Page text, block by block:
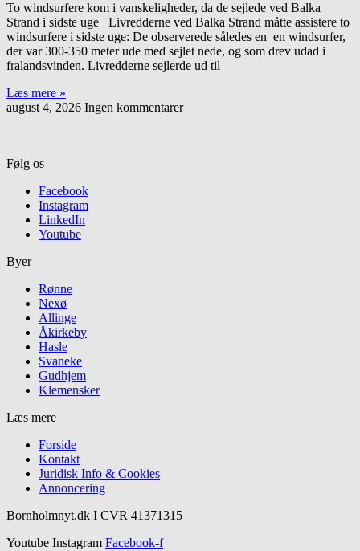
To windsurfere kom i vanskeligheder, da de sejlede ved Balka
Strand i sidste uge Livredderne ved Balka Strand måtte assistere to
windsurfere i sidste uge: De observerede således en en windsurfer,
der var 300-350 meter ude med sejlet nede, og som drev udad i
fralandsvinden. Livredderne sejlerde ud til
Læs mere »
august 4, 2026 Ingen kommentarer
Følg os
Facebook
Instagram
LinkedIn
Youtube
Byer
Rønne
Nexø
Allinge
Åkirkeby
Hasle
Svaneke
Gudhjem
Klemensker
Læs mere
Forside
Kontakt
Juridisk Info & Cookies​
Annoncering
Bornholmnyt.dk I CVR 41371315
Youtube Instagram Facebook-f